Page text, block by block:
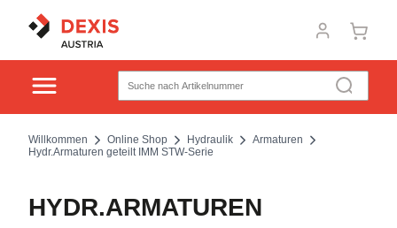
Willkommen Online Shop Hydraulik
Armaturen
Hydr.Armaturen geteilt IMM STW-Serie
HYDR.ARMATUREN